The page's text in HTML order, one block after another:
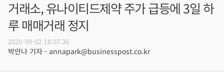
거래소, 유나이티드제약 주가 급등에 3일 하
루 매매거래 정지
2020-09-02 18:07:36
박안나 기자 - annapark@businesspost.co.kr